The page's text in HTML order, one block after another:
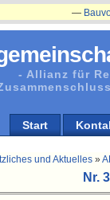
- Allianz für
Start
und Aktuelles»
Nr.